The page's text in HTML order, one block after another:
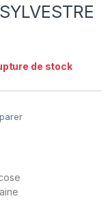
de stock